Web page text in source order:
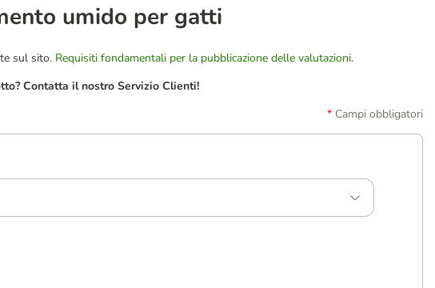
umido per gatti
sul sito. Requisiti fondamentali per la pubblicazione delle valutazioni.
Contatta il nostro Servizio Clienti!
Campi obbligatori